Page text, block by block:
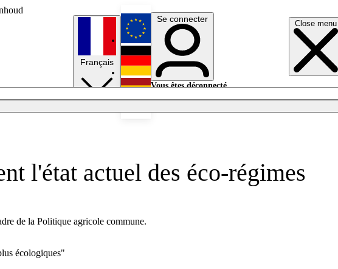
Close menu
Français
English
Deutsch
Se connecter
Vous êtes déconnecté.
l'état actuel des éco-régimes
de la Politique agricole commune.
écologiques"